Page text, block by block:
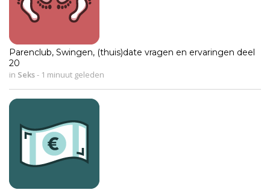
Parenclub, Swingen, (thuis)date vragen en ervaringen deel
20
in Seks- 1 minuut geleden